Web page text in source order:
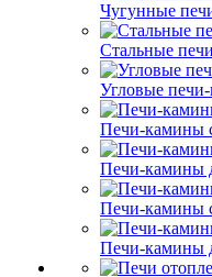
Чугунные
Стальные
Угловые
Печи-камины
Печи-камины
Печи-камины
Печи-камины